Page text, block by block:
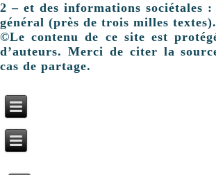
2 – et des informations sociétales
général (près de trois milles textes).
©Le contenu de ce site est
d’auteurs. Merci de citer la
cas de partage.